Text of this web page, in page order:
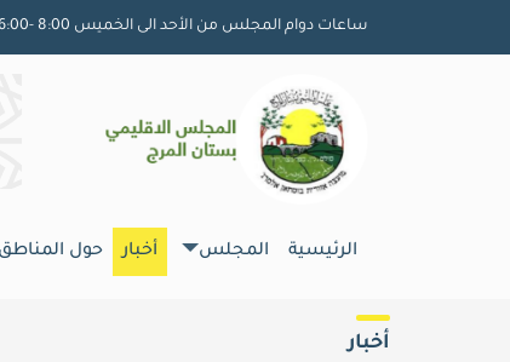
ساعات دوام المجلس من الأحد الى الخميس 8:00 -16:00
الرئيسية المجلس أخبار حول المناطق
أخبار